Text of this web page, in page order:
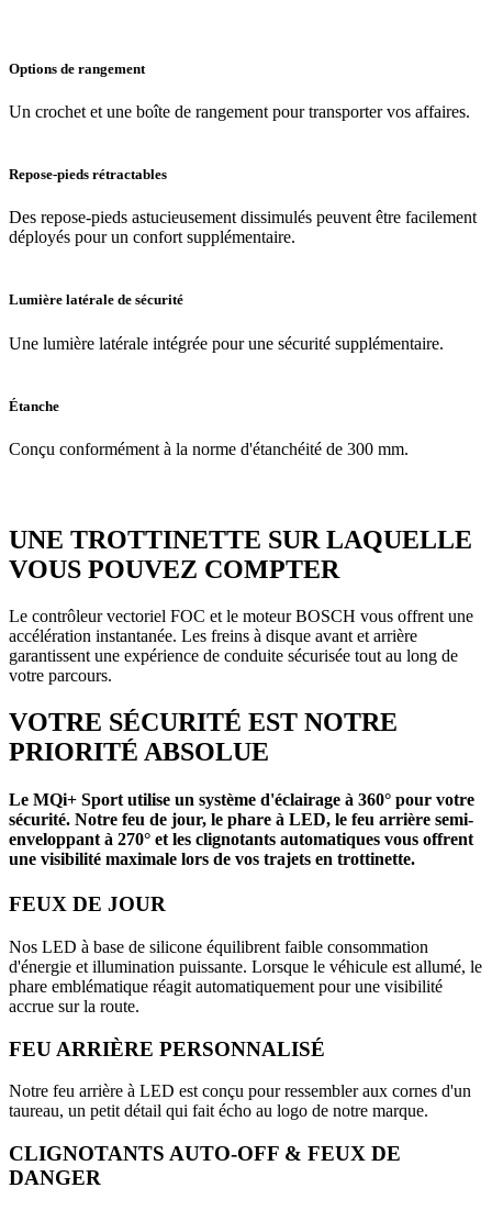
Options de rangement
Un crochet et une boîte de rangement pour transporter vos affaires.
Repose-pieds rétractables
Des repose-pieds astucieusement dissimulés peuvent être facilement
déployés pour un confort supplémentaire.
Lumière latérale de sécurité
Une lumière latérale intégrée pour une sécurité supplémentaire.
Étanche
Conçu conformément à la norme d'étanchéité de 300 mm.
UNE TROTTINETTE SUR LAQUELLE
VOUS POUVEZ COMPTER
Le contrôleur vectoriel FOC et le moteur BOSCH vous offrent une
accélération instantanée. Les freins à disque avant et arrière
garantissent une expérience de conduite sécurisée tout au long de
votre parcours.
VOTRE SÉCURITÉ EST NOTRE
PRIORITÉ ABSOLUE
Le MQi+ Sport utilise un système d'éclairage à 360° pour votre
sécurité. Notre feu de jour, le phare à LED, le feu arrière semi-
enveloppant à 270° et les clignotants automatiques vous offrent
une visibilité maximale lors de vos trajets en trottinette.
FEUX DE JOUR
Nos LED à base de silicone équilibrent faible consommation
d'énergie et illumination puissante. Lorsque le véhicule est allumé, le
phare emblématique réagit automatiquement pour une visibilité
accrue sur la route.
FEU ARRIÈRE PERSONNALISÉ
Notre feu arrière à LED est conçu pour ressembler aux cornes d'un
taureau, un petit détail qui fait écho au logo de notre marque.
CLIGNOTANTS AUTO-OFF & FEUX DE
DANGER